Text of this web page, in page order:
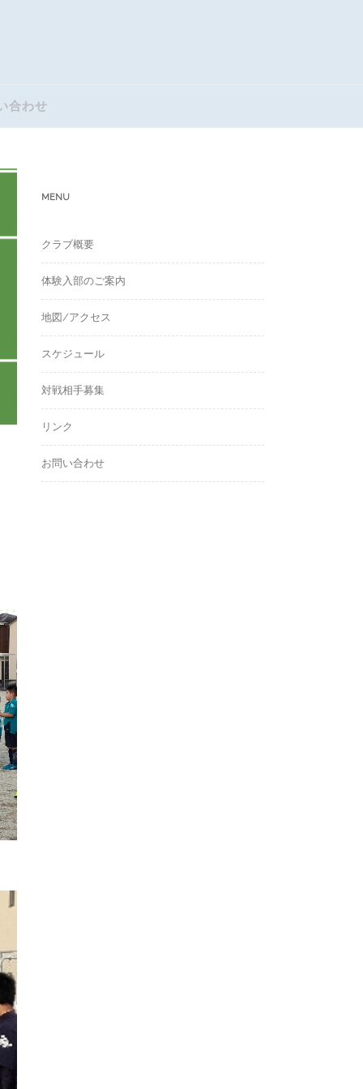
合わせ
MENU
クラブ概要
体験入部のご案内
地図/アクセス
スケジュール
対戦相手募集
リンク
お問い合わせ